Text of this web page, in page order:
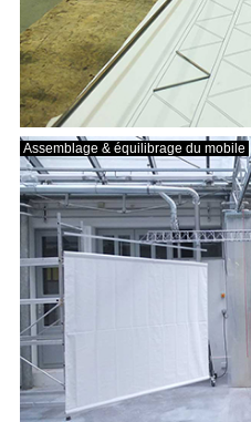
Assemblage & équilibrage du mobile